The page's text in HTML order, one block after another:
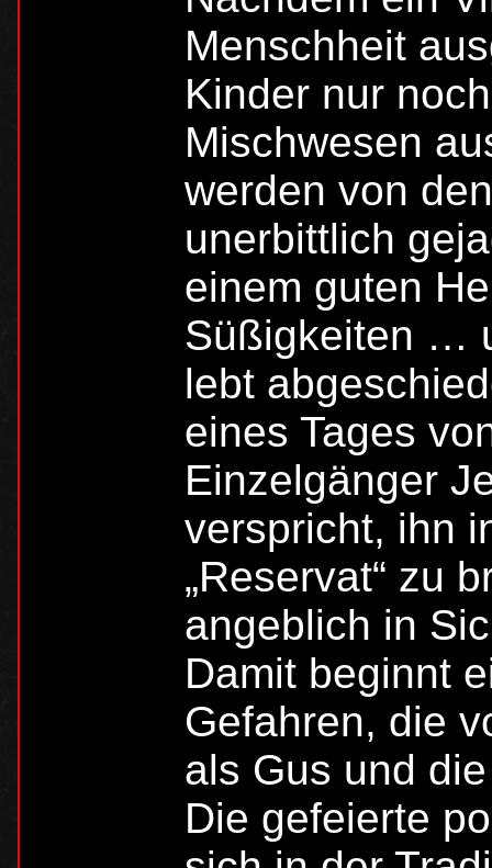
Menschheit
Kinder nur
Mischwesen
werden von
unerbittlich
einem guten
Süßigkeiten …
lebt
eines Tages
Einzelgänger
verspricht, ihn
„Reservat“ zu
angeblich in
Damit beginnt
Gefahren, die
als Gus und
Die gefeierte